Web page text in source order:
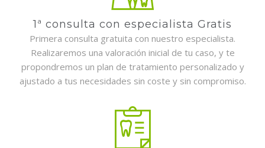
1ª consulta con especialista Gratis
Primera consulta gratuita con nuestro especialista.
Realizaremos una valoración inicial de tu caso, y te
propondremos un plan de tratamiento personalizado y
ajustado a tus necesidades sin coste y sin compromiso.